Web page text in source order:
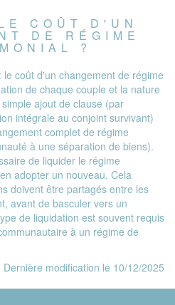
COÛT D'UN
DE RÉGIME
?
coût d'un changement de régime
de chaque couple et la nature
ajout de clause (par
intégrale au conjoint survivant)
complet de régime
à une séparation de biens).
de liquider le régime
adopter un nouveau. Cela
doivent être partagés entre les
avant de basculer vers un
de liquidation est souvent requis
à un régime de
Dernière modification le 10/12/2025